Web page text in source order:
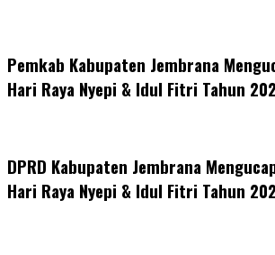
Pemkab Kabupaten Jembrana
Hari Raya Nyepi & Idul Fitri Tahun
DPRD Kabupaten Jembrana
Hari Raya Nyepi & Idul Fitri Tahun